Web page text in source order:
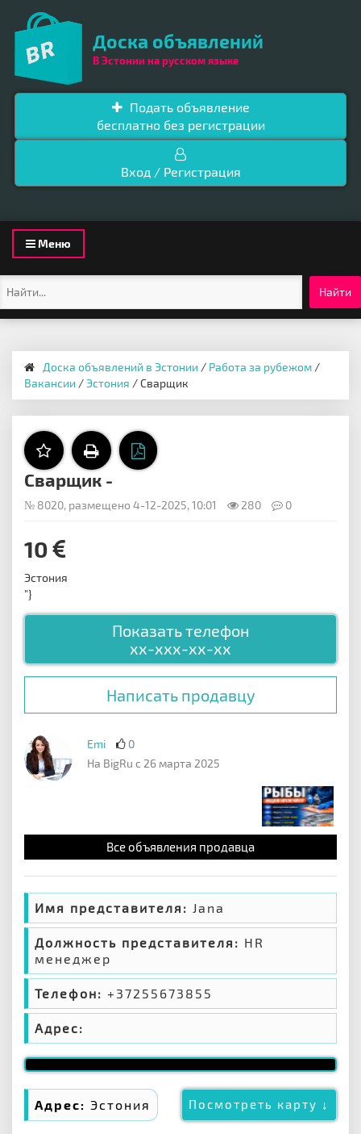
Доска объявлений
В Эстонии на русском языке
Подать объявление
бесплатно без регистрации
Вход / Регистрация
Toggle
navigation
Меню
Найти
Доска объявлений в Эстонии / Работа за рубежом /
Вакансии /Эстония / Сварщик
Сварщик -
№ 8020, размещено 4-12-2025, 10:01 280 0
10
Эстония
"}
Показать телефон
xx-xxx-xx-xx
Написать продавцу
Emi
0
На BigRu с 26 марта 2025
Все объявления продавца
Имя представителя: Jana
Должность представителя: HR
менеджер
Телефон: +37255673855
Адрес:
Адрес: Эстония Посмотреть карту ↓